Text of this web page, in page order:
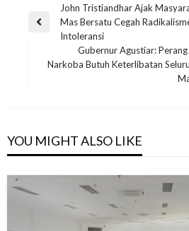
John Tristiandhar Ajak
Mas Bersatu Cegah
Intoleransi
Gubernur Agustiar:
Narkoba Butuh Keterlibatan
YOU MIGHT ALSO LIKE